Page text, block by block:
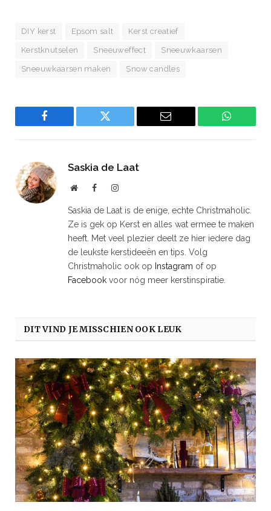
DIY kerst Epsom salt Kerst creatief
Kerstknutselen Sneeuweffect Sneeuwkaarsen
Sneeuwkaarsen maken Snow candles
Facebook Twitter Email
Saskia de Laat
WebsiteFacebookInstagram
Saskia de Laat is de enige, echte Christmaholic.
Ze is gek op Kerst en alles wat ermee te maken
heeft. Met veel plezier deelt ze hier iedere dag
de leukste kerstideeën en tips. Volg
Christmaholic ook op Instagram of op
Facebook voor nóg meer kerstinspiratie.
DIT VIND JE MISSCHIEN OOK LEUK